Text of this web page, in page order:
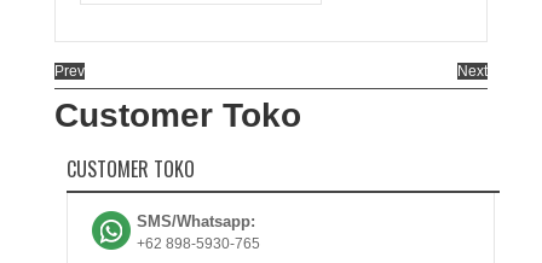
Prev Next
Customer Toko
CUSTOMER TOKO
SMS/Whatsapp:
+62 898-5930-765